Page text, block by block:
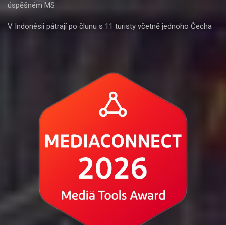
úspěšném MS
V Indonésii pátrají po člunu s 11 turisty včetně jednoho Čecha